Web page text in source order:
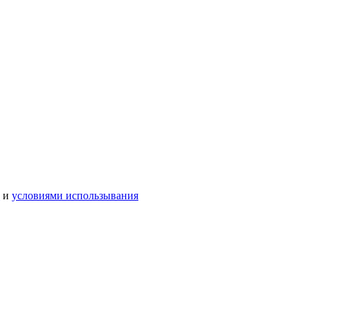
и условиями использывания